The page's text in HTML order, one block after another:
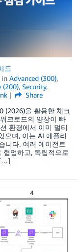
드
in Advanced (300),
(200), Security,
Share
(2026)을 활용한 체크
크로드의 양상이 빠
환경에서 이미 멀티
으며, 이는 AI 애플리
니다. 여러 에이전트
협업하고, 독립적으로
[…]